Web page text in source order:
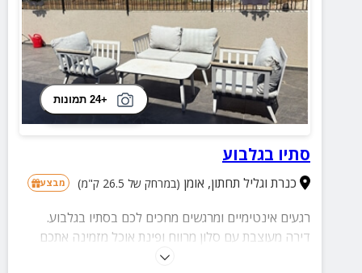
+24 תמונות
סתיו בגלבוע
כנרת וגליל תחתון, אומן (במרחק של 26.5 ק"מ) מבצע
רגעים אינטימיים ומרגשים מחכים לכם בסתיו בגלבוע.
דירה מעוצבת עם סלון מרווח ופינת אוכל מזמינה אתכם
ליהנות מבוקר רגוע על המרפסת מול נוף מרהיב או מערב